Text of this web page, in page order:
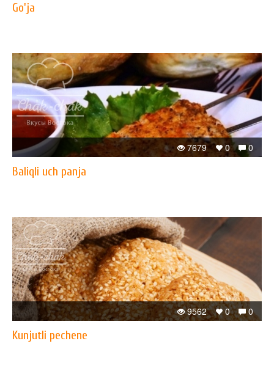
Go'ja
0
0
7679
Baliqli uch panja
0
0
9562
Kunjutli pechene